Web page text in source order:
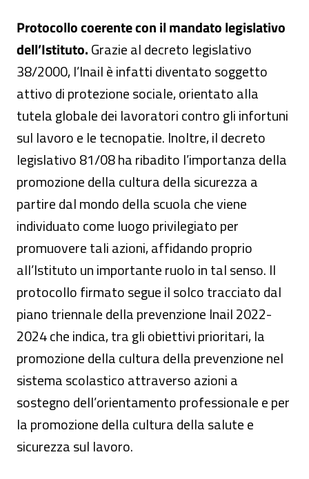
Protocollo coerente con il mandato legislativo
dell’Istituto.Grazie al decreto legislativo
38/2000, l’Inail è infatti diventato soggetto
attivo di protezione sociale, orientato alla
tutela globale dei lavoratori contro gli infortuni
sul lavoro e le tecnopatie. Inoltre, il decreto
legislativo 81/08 ha ribadito l’importanza della
promozione della cultura della sicurezza a
partire dal mondo della scuola che viene
individuato come luogo privilegiato per
promuovere tali azioni, affidando proprio
all’Istituto un importante ruolo in tal senso. Il
protocollo firmato segue il solco tracciato dal
piano triennale della prevenzione Inail 2022-
2024 che indica, tra gli obiettivi prioritari, la
promozione della cultura della prevenzione nel
sistema scolastico attraverso azioni a
sostegno dell’orientamento professionale e per
la promozione della cultura della salute e
sicurezza sul lavoro.